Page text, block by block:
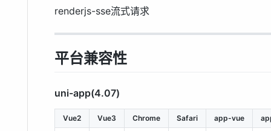
renderjs-sse流式请求
平台兼容性
uni-app(4.07)
Vue2 Vue3 Chrome Safari app-vue